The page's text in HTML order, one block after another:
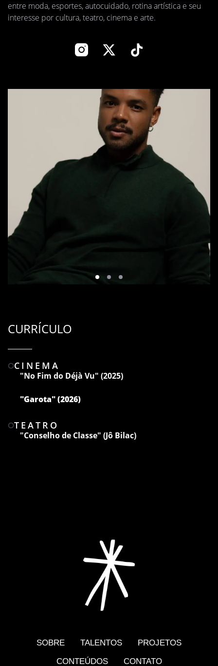
entre moda, esportes, autocuidado, rotina artística e seu
interesse por cultura, teatro, cinema e arte.
CURRÍCULO
CINEMA
"No Fim do Déjà Vu" (2025)
"Garota" (2026)
TEATRO
"Conselho de Classe" (Jô Bilac)
SOBRE TALENTOS
PROJETOS
CONTEÚDOS
CONTATO